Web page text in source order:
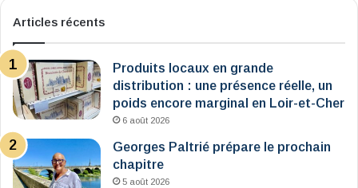
Articles récents
Produits locaux en grande
distribution : une présence réelle, un
poids encore marginal en Loir-et-Cher
6 août 2026
Georges Paltrié prépare le prochain
chapitre
5 août 2026